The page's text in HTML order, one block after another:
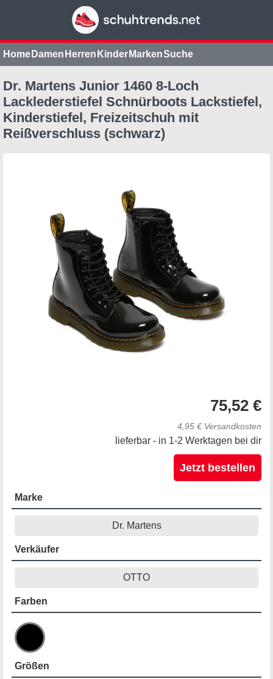
Home Damen Herren Kinder MarkenSuche
Dr. Martens Junior 1460 8-Loch
Lacklederstiefel Schnürboots Lackstiefel,
Kinderstiefel, Freizeitschuh mit
Reißverschluss (schwarz)
75,52 €
4,95 € Versandkosten
lieferbar - in 1-2 Werktagen bei dir
Jetzt bestellen
Marke
Dr. Martens
Verkäufer
OTTO
Farben
Größen